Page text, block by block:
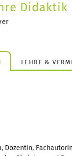
Didaktik
LEHRE &
Dozentin,